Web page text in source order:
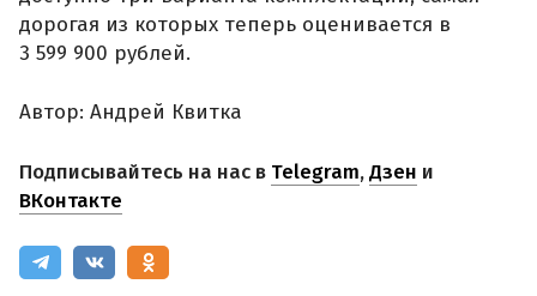
дорогая из которых теперь оценивается в
3 599 900 рублей.
Автор: Андрей Квитка
Подписывайтесь на нас в Telegram,Дзен и
ВКонтакте